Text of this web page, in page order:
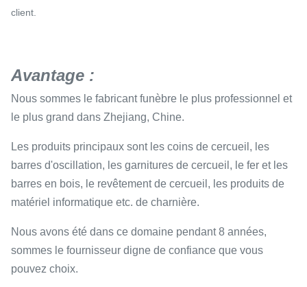
client.
Avantage :
Nous sommes le fabricant funèbre le plus professionnel et
le plus grand dans Zhejiang, Chine.
Les produits principaux sont les coins de cercueil, les
barres d'oscillation, les garnitures de cercueil, le fer et les
barres en bois, le revêtement de cercueil, les produits de
matériel informatique etc. de charnière.
Nous avons été dans ce domaine pendant 8 années,
sommes le fournisseur digne de confiance que vous
pouvez choix.